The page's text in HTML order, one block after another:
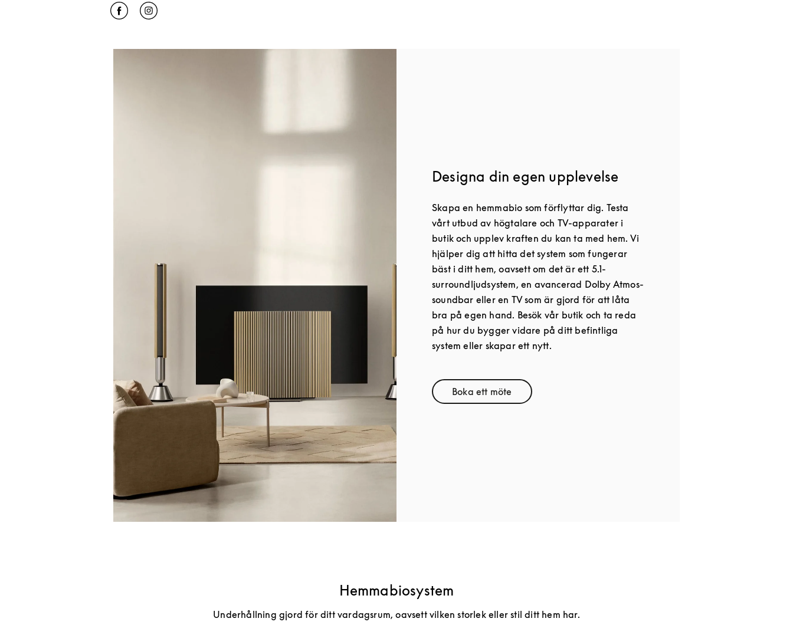
Click to open Facebook
Link Opens in New Tab
Click to open Instagram
Link Opens in New Tab
Designa din egen upplevelse
Skapa en hemmabio som förflyttar dig. Testa
vårt utbud av högtalare och TV-apparater i
butik och upplev kraften du kan ta med hem. Vi
hjälper dig att hitta det system som fungerar
bäst i ditt hem, oavsett om det är ett 5.1-
surroundljudsystem, en avancerad Dolby Atmos-
soundbar eller en TV som är gjord för att låta
bra på egen hand. Besök vår butik och ta reda
på hur du bygger vidare på ditt befintliga
system eller skapar ett nytt.
Boka ett möteLink Opens in New Tab
Hemmabiosystem
Underhållning gjord för ditt vardagsrum, oavsett vilken storlek eller stil ditt hem har.